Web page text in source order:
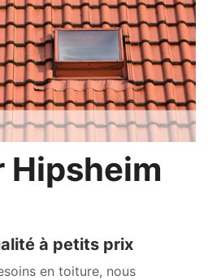
Hipsheim
à petits prix
en toiture, nous